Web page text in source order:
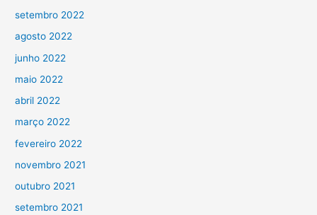
setembro 2022
agosto 2022
junho 2022
maio 2022
abril 2022
março 2022
fevereiro 2022
novembro 2021
outubro 2021
setembro 2021